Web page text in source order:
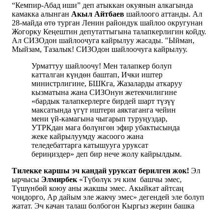
“Кемпир-Абад иши” деп атыккан окуянын алкагында
камакка алынган Акыл Айтбаев шайлоого аттанды. Ал
28-майда өтө турган Ленин райондук шайлоо округунан
Жогорку Кеңештин депутаттыгына талапкерлигин койду.
Ал СИЗОдон шайлоочуга кайрылуу жасады. "Ыйман,
Мыйзам, Тазалык! СИЗОдон шайлоочуга кайрылуу.
Урматтуу шайлоочу! Мен талапкер болуп
катталган күндөн баштап, Ички иштер
министрлигине, БШКга, Жазаларды аткаруу
кызматына жана СИЗОнун жетекчилигине
«бардык талапкерлерге бирдей шарт түзүү
максатында үгүт иштери аяктаганга чейин
мени үй-камагына чыгарып туруңуздар,
УТРКдан мага бөлүнгөн эфир убактысында
жеке кайрылуумду жасоого жана
теледебаттарга катышууга уруксат
бериңиздер» деп бир нече жолу кайрылдым.
Тилекке каршы эч кандай уруксат берилген жок! Эл
ырчысы Элмирбек «Түбөлүк эч ким башчы эмес,
Түшүнбөй коюу аны жакшы эмес. Акыйкат айтсаң
чоңдорго, Ар дайым эле жакчу эмес» дегендей эле болуп
жатат. Эч качан талаш болбогон Кыргыз жерин башка